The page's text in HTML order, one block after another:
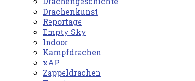
Drachenkunst
Reportage
Empty Sky
Indoor
Kampfdrachen
xAP
Zappeldrachen